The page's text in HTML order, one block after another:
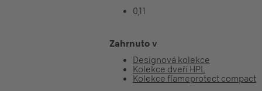
0,11
Zahrnuto v
Designová kolekce
Kolekce dveří HPL
Kolekce flameprotect compact